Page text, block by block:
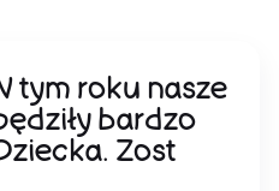
tym roku nasze
bardzo
Zost